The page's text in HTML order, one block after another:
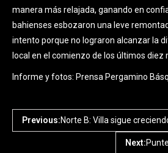
manera más relajada, ganando en
bahienses esbozaron una leve
intento porque no lograron alcanzar la
local en el comienzo de los últimos diez
Informe y fotos: Prensa Pergamino
Previous:Norte B: Villa sigue
Next: